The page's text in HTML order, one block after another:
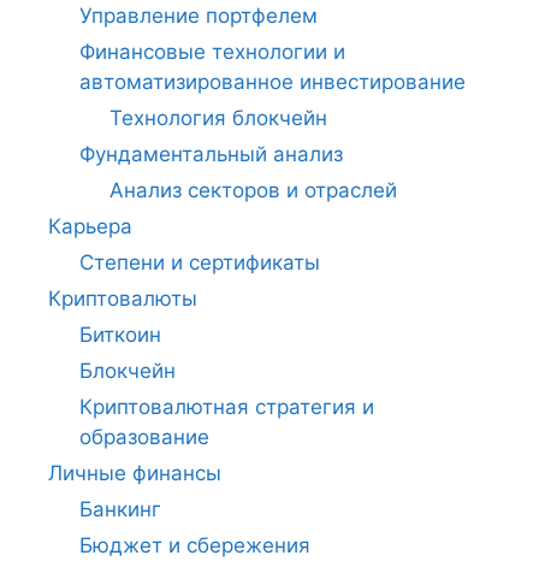
Управление портфелем
Финансовые технологии и
автоматизированное инвестирование
Технология блокчейн
Фундаментальный анализ
Анализ секторов и отраслей
Карьера
Степени и сертификаты
Криптовалюты
Биткоин
Блокчейн
Криптовалютная стратегия и
образование
Личные финансы
Банкинг
Бюджет и сбережения